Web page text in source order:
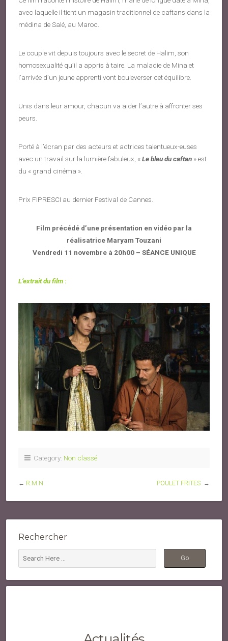
avec laquelle il tient un magasin traditionnel de caftans dans la
médina de Salé, au Maroc.
Le couple vit depuis toujours avec le secret de Halim, son
homosexualité qu’il a appris à taire. La maladie de Mina et
l’arrivée d’un jeune apprenti vont bouleverser cet équilibre.
Unis dans leur amour, chacun va aider l’autre à affronter ses
peurs.
Porté à l’écran par des acteurs et actrices talentueux-euses
avec un travail sur la lumière fabuleux, «Le bleudu caftan » est
du « grand cinéma ».
Prix FIPRESCI au dernier Festival de Cannes.
Film précédé d’une présentation en vidéo par la
réalisatrice Maryam Touzani
Vendredi 11 novembre à 20h00 – SÉANCE UNIQUE
L’extrait du film :
Category: Non classé
← R.M.N POULET FRITES →
Rechercher